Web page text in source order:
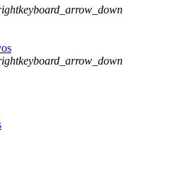
keyboard_arrow_down
keyboard_arrow_down